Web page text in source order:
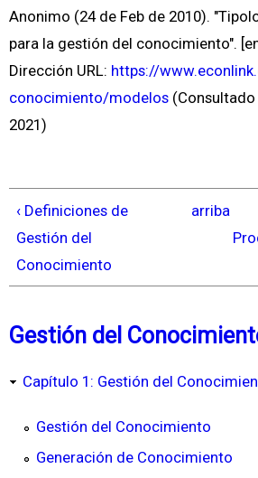
Anonimo (24 de Feb de 2010).
para la gestión del conocimiento".
Dirección URL: https://
conocimiento/modelos
2021)
‹ Definiciones de
Gestión del
Conocimiento
arriba
Gestión del
Capítulo 1: Gestión del
Gestión del Conocimiento
Generación de Conocimiento